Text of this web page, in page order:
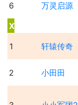
6 万灵启源
X
1 轩辕传奇
2 小田田